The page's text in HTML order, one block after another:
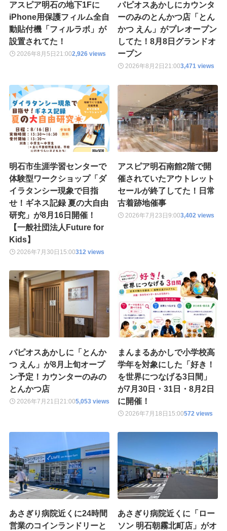
アスピア明石の地下1Fに
iPhone用保護フィルム全自
動貼付機「フィルラボ」が
設置されてた！
2026年8月5日 21:002,926 views
パピオスあかしにカウンタ
ーのみのとんかつ店「とん
かつ えん」がプレオープン
してた！8月8日グランドオ
ープン
2026年8月2日21:003,471 views
明石市生涯学習センターで
体験型ワークショップ「ダ
イラタンシー現象で目指
せ！ギネス記録 夏の大自由
研究」が8月16日開催！
【一般社団法人Future for
Kids】
2026年7月30日 15:00312 views
アスピア明石南館2階で開
催されていたアウトレット
セールが終了してた！日常
古着跡地催事
2026年7月23日9:003,402 views
パピオスあかしに「とんか
つ えん」が8月上旬オープ
ン予定！カウンターのみの
とんかつ店
2026年7月21日 21:005,053 views
まんまるあかしで小学校高
学年を対象にした「好き！
を世界につなげる3日間」
が7月30日・31日・8月2日
に開催！
2026年7月18日 15:00572 views
あさぎり病院近くに24時間
営業のコインランドリーと
あさぎり病院近くに「ロー
ソン 明石朝霧北町店」がオ